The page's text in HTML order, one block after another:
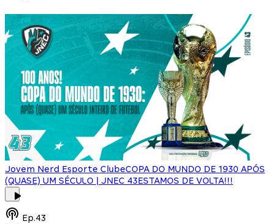
Jovem Nerd Esporte ClubeCOPA DO MUNDO DE 1930 APÓS
(QUASE) UM SÉCULO | JNEC 43ESTAMOS DE VOLTA!!!
Ep.43